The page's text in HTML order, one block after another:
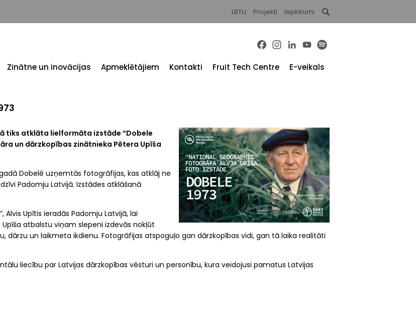
LBTU Projekti Iepirkumi
Facebook
Instagram
LinkedInYouTube
Zinātne un inovācijas Apmeklētājiem Kontakti Fruit Tech Centre E-veikals
tiks atklāta lielformāta izstāde “Dobele
un dārzkopības zinātnieka Pētera Upīša
gadā Dobelē uzņemtās fotogrāfijas, kas atklāj ne
Padomju Latvijā. Izstādes atklāšanā
Alvis Upītis ieradās Padomju Latvijā, lai
atbalstu viņam slepeni izdevās nokļūt
dārzu un laikmeta ikdienu. Fotogrāfijas atspoguļo gan dārzkopības vidi, gan tā laika realitāti
liecību par Latvijas dārzkopības vēsturi un personību, kura veidojusi pamatus Latvijas